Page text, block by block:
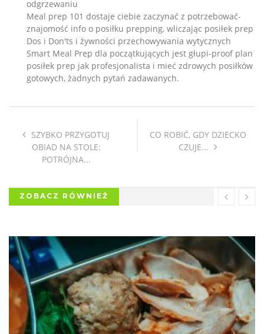
odgrzewaniu
Meal prep 101 dostaje ciebie zaczynać z potrzebować-
znajomość info o posiłku prepping, wliczając posiłek prep
Dos i Don'ts i żywności przechowywania wytycznych
Smart Meal Prep dla początkujących jest głupi-proof plan
posiłek prep jak profesjonalista i mieć zdrowych posiłków
gotowych, żadnych pytań zadawanych.
SZYBKO PRZYGOTUJ
OBIAD NA STOLE:
POTRÓJNA...
CO ROBIĆ, GDY DZIECKO
CZUJE...
ZOBACZ RÓWNIEŻ